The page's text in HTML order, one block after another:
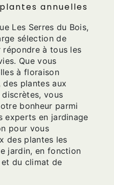
annuelles
Les Serres du Bois,
sélection de
répondre à tous les
Que vous
à floraison
plantes aux
vous
bonheur parmi
experts en jardinage
pour vous
des plantes les
jardin, en fonction
du climat de